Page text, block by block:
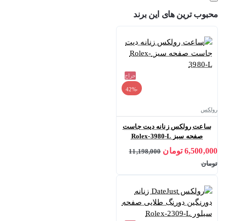
محبوب ترین های این برند
حراج
-42%
رولکس
ساعت رولکس زنانه دیت جاست
صفحه سبز Rolex-3980-L
6,500,000 تومان
11,198,000
تومان